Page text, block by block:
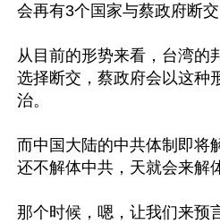
会再有3个国家与蔡政府断
从目前的形势来看，台湾的
选择断交，蔡政府会以这种
治。
而中国大陆的中共体制即将
还不解体中共，天就会来解
那个时候，嗯，让我们来预